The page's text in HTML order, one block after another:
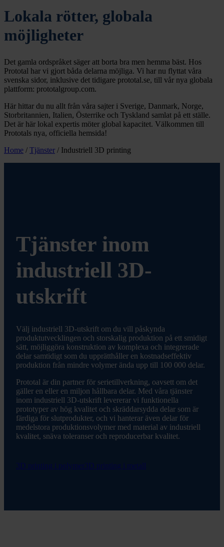
Lokala rötter, globala
möjligheter
Det gamla ordspråket säger att borta bra men hemma bäst. Hos
Prototal har vi gjort båda delarna möjliga. Vi har nu flyttat våra
svenska sidor, inklusive det tidigare prototal.se, till vår nya globala
plattform: prototalgroup.com.
Här hittar du nu allt från våra sajter i Sverige, Danmark, Norge,
Storbritannien, Italien, Österrike och Tyskland samlat på ett ställe.
Det är här lokal expertis möter global kapacitet. Välkommen till
Prototals nya, officiella hemsida!
Home / Tjänster / Industriell 3D printing
Tjänster inom
industriell 3D-
utskrift
Välj industriell 3D-utskrift om du vill påskynda
produktutvecklingen och storskalig produktion på ett smidigt
sätt, möjliggöra konstruktion av komplexa och integrerade
delar samtidigt som du upprätthåller en kostnadseffektiv
produktion från mindre volymer ända upp till 100 000 delar.
Prototal är din partner för serietillverkning, oavsett om det
gäller en eller en miljon hållbara delar. Med våra tjänster
inom industriell 3D-utskrift levererar vi funktionella
prototyper av hög kvalitet och skräddarsydda delar som är
färdiga för slutprodukter, och vi hanterar även delar för
medelstora produktionsvolymer med material av industriell
kvalitet, snäva toleranser och reproducerbar kvalitet.
3D printing i polymer 3D printing i metall